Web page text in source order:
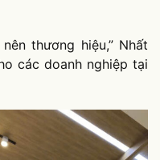
thương hiệu,” Nhất
các doanh nghiệp tại